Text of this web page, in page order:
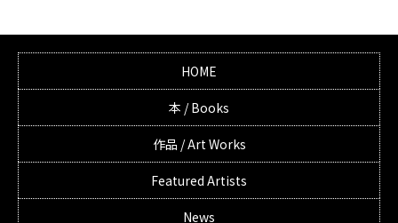
HOME
本 / Books
作品 / Art Works
Featured Artists
News